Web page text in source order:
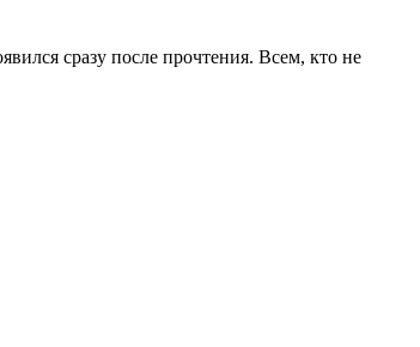
сразу после прочтения. Всем, кто не